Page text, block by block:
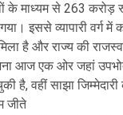
के माध्यम से 263 करोड़
गया। इससे व्यापारी वर्ग
है और राज्य की राजस्व
आज एक ओर जहां
है, वहीं साझा
जीते